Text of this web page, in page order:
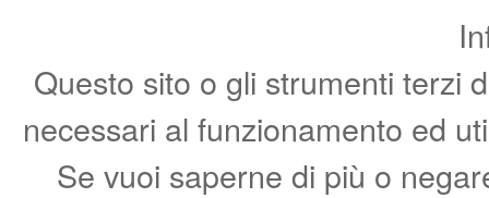
Questo sito o gli strumenti terzi
necessari al funzionamento ed
Se vuoi saperne di più o